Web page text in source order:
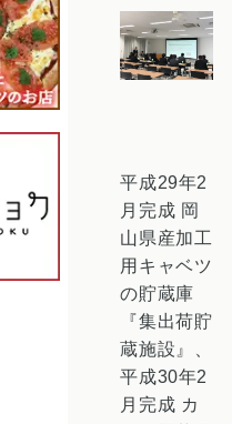
平成29年2
月完成 岡
山県産加工
用キャベツ
の貯蔵庫
『集出荷貯
蔵施設』、
平成30年2
月完成 カ